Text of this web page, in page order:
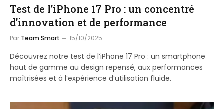
Test de l’iPhone 17 Pro : un concentré
d’innovation et de performance
Par Team Smart 15/10/2025
Découvrez notre test de l’iPhone 17 Pro : un smartphone
haut de gamme au design repensé, aux performances
maîtrisées et à l’expérience d’utilisation fluide.